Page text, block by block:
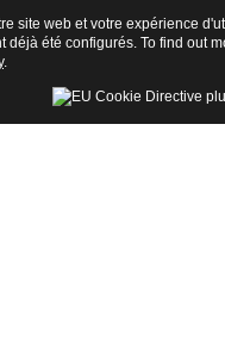
site web et votre expérience
été configurés. To find out
.